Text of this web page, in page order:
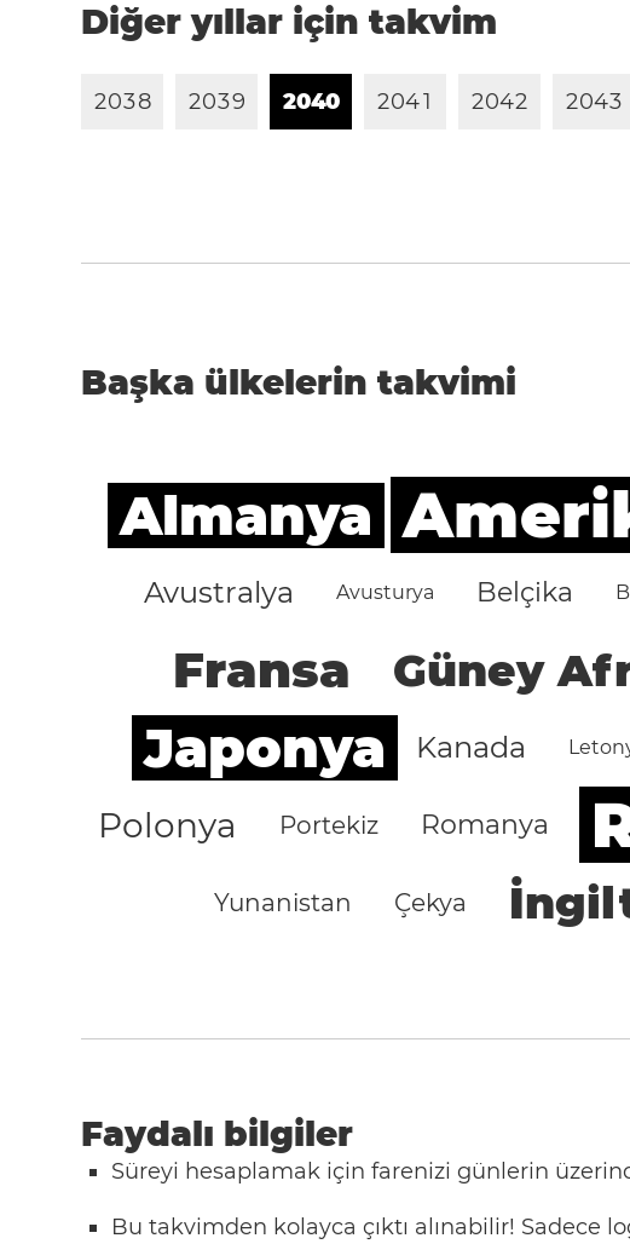
Diğer yıllar için takvim
2038 2039 2040 2041 2042 2043
Başka ülkelerin takvimi
Almanya
Avustralya Avusturya Belçika
Fransa Güney
Japonya Kanada
Polonya Portekiz Romanya
Yunanistan Çekya
Faydalı bilgiler
Süreyi hesaplamak için farenizi günlerin
Bu takvimden kolayca çıktı alınabilir! Sadece